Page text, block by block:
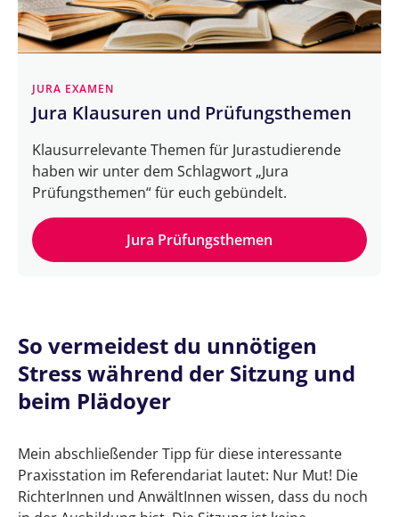
JURA EXAMEN
Jura Klausuren und Prüfungsthemen
Klausurrelevante Themen für Jurastudierende
haben wir unter dem Schlagwort „Jura
Prüfungsthemen“ für euch gebündelt.
Jura Prüfungsthemen
So vermeidest du unnötigen
Stress während der Sitzung und
beim Plädoyer
Mein abschließender Tipp für diese interessante
Praxisstation im Referendariat lautet: Nur Mut! Die
RichterInnen und AnwältInnen wissen, dass du noch